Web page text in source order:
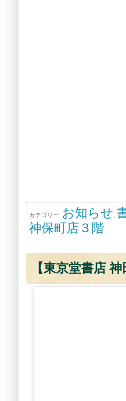
カテゴリー: お知らせ ,
神保町店３階
【東京堂書店